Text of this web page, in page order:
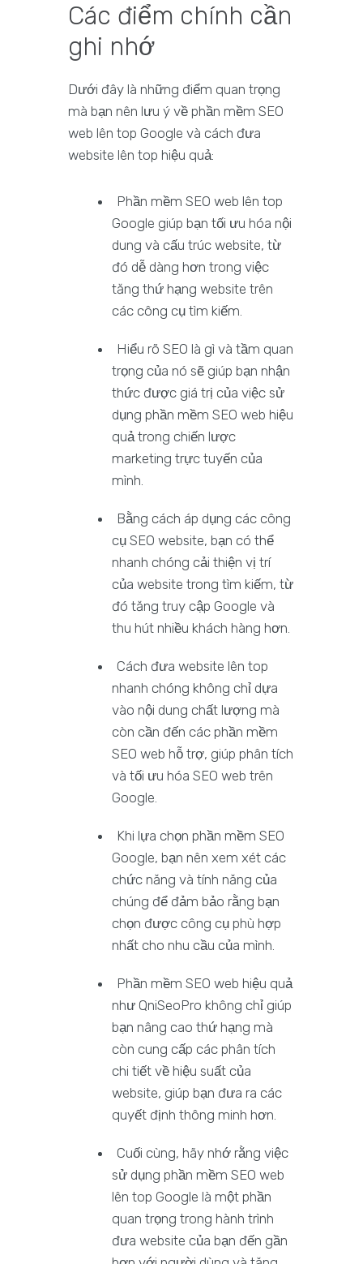
Các điểm chính cần
ghi nhớ
Dưới đây là những điểm quan trọng
mà bạn nên lưu ý về phần mềm SEO
web lên top Google và cách đưa
website lên top hiệu quả:
Phần mềm SEO web lên top
Google giúp bạn tối ưu hóa nội
dung và cấu trúc website, từ
đó dễ dàng hơn trong việc
tăng thứ hạng website trên
các công cụ tìm kiếm.
Hiểu rõ SEO là gì và tầm quan
trọng của nó sẽ giúp bạn nhận
thức được giá trị của việc sử
dụng phần mềm SEO web hiệu
quả trong chiến lược
marketing trực tuyến của
mình.
Bằng cách áp dụng các công
cụ SEO website, bạn có thể
nhanh chóng cải thiện vị trí
của website trong tìm kiếm, từ
đó tăng truy cập Google và
thu hút nhiều khách hàng hơn.
Cách đưa website lên top
nhanh chóng không chỉ dựa
vào nội dung chất lượng mà
còn cần đến các phần mềm
SEO web hỗ trợ, giúp phân tích
và tối ưu hóa SEO web trên
Google.
Khi lựa chọn phần mềm SEO
Google, bạn nên xem xét các
chức năng và tính năng của
chúng để đảm bảo rằng bạn
chọn được công cụ phù hợp
nhất cho nhu cầu của mình.
Phần mềm SEO web hiệu quả
như QniSeoPro không chỉ giúp
bạn nâng cao thứ hạng mà
còn cung cấp các phân tích
chi tiết về hiệu suất của
website, giúp bạn đưa ra các
quyết định thông minh hơn.
Cuối cùng, hãy nhớ rằng việc
sử dụng phần mềm SEO web
lên top Google là một phần
quan trọng trong hành trình
đưa website của bạn đến gần